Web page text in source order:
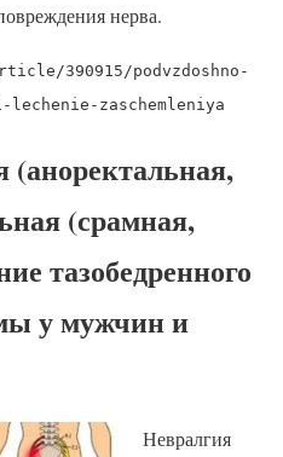
нерва.
390915/podvzdoshno-
zaschemleniya
(аноректальная,
(срамная,
тазобедренного
у мужчин и
Невралгия